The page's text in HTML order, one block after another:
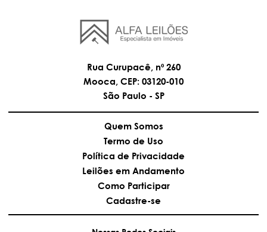
Rua Curupacê, nº 260
Mooca, CEP: 03120-010
São Paulo - SP
Quem Somos
Termo de Uso
Política de Privacidade
Leilões em Andamento
Como Participar
Cadastre-se